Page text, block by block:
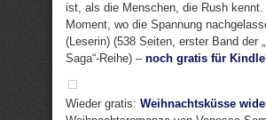
ist, als die Menschen, die Rush kennt.
Moment, wo die Spannung
(Leserin) (538 Seiten, erster Band der
Saga“-Reihe) – noch gratis für
Wieder gratis: Weihnachtsküsse